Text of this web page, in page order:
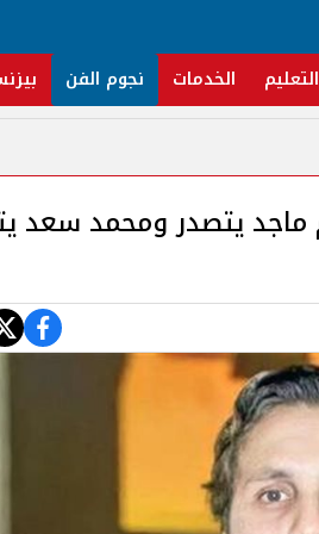
الخدمات نجوم الفن
يتصدر ومحمد سعد